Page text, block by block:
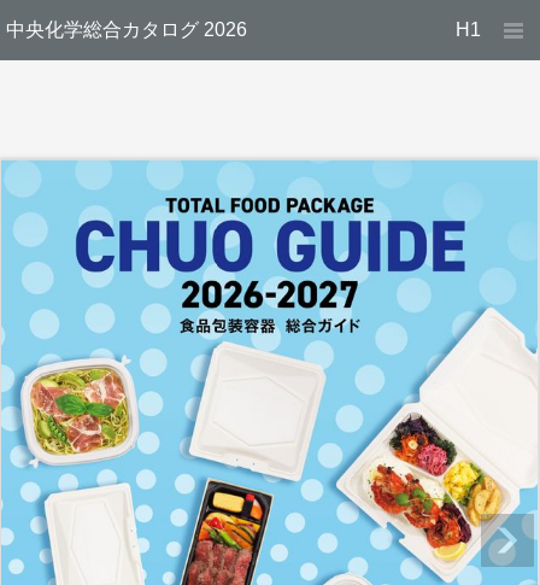
中央化学総合カタログ 2026 H1